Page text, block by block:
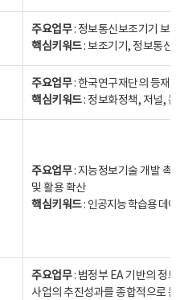
주요업무: 정보통신보조기기 보
핵심키워드: 보조기기, 정보통신
주요업무: 한국연구재단의 등재
핵심키워드: 정보화정책, 저널,
주요업무: 지능정보기술 개발 촉
및 활용 확산
핵심키워드: 인공지능 학습용 데
주요업무: 범정부 EA 기반의 정
사업의 추진성과를 종합적으로